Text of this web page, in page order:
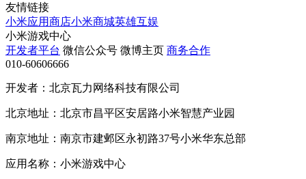
友情链接
小米应用商店小米商城英雄互娱
小米游戏中心
开发者平台 微信公众号 微博主页 商务合作
010-60606666
开发者：北京瓦力网络科技有限公司
北京地址：北京市昌平区安居路小米智慧产业园
南京地址：南京市建邺区永初路37号小米华东总部
应用名称：小米游戏中心